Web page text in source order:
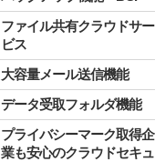
ファイル共有クラウドサー
ビス
大容量メール送信機能
データ受取フォルダ機能
プライバシーマーク取得企
業も安心のクラウドセキュ